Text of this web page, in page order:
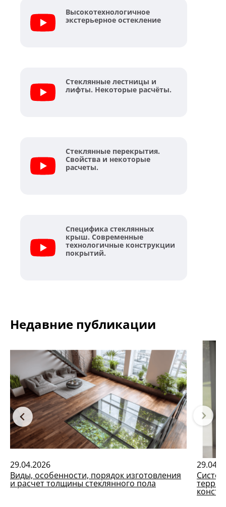
Высокотехнологичное
экстерьерное остекление
Стеклянные лестницы и
лифты. Некоторые расчёты.
Стеклянные перекрытия.
Свойства и некоторые
расчеты.
Специфика стеклянных
крыш. Современные
технологичные конструкции
покрытий.
Недавние публикации
29.04.2026
Виды, особенности, порядок изготовления
и расчет толщины стеклянного пола